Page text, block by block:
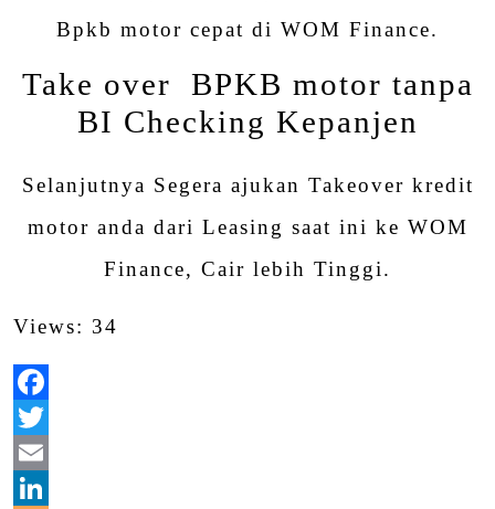
Bpkb motor cepat di WOM Finance.
Take over BPKB motor tanpa
BI Checking Kepanjen
Selanjutnya Segera ajukan Takeover kredit
motor anda dari Leasing saat ini ke WOM
Finance, Cair lebih Tinggi.
Views: 34
Facebook
Twitter
Email